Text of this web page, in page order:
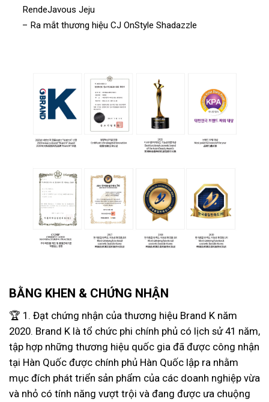
RendeJavous Jeju
– Ra mắt thương hiệu CJ OnStyle Shadazzle
BẰNG KHEN & CHỨNG NHẬN
🏆 1. Đạt chứng nhận của thương hiệu Brand K năm
2020. Brand K là tổ chức phi chính phủ có lịch sử 41 năm,
tập hợp những thương hiệu quốc gia đã được công nhận
tại Hàn Quốc được chính phủ Hàn Quốc lập ra nhằm
mục đích phát triển sản phẩm của các doanh nghiệp vừa
và nhỏ có tính năng vượt trội và đang được ưa chuộng